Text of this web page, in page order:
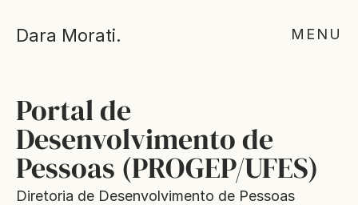
MENU
Dara Morati.
Portal de
Desenvolvimento de
Pessoas (PROGEP/UFES)
Diretoria de Desenvolvimento de Pessoas